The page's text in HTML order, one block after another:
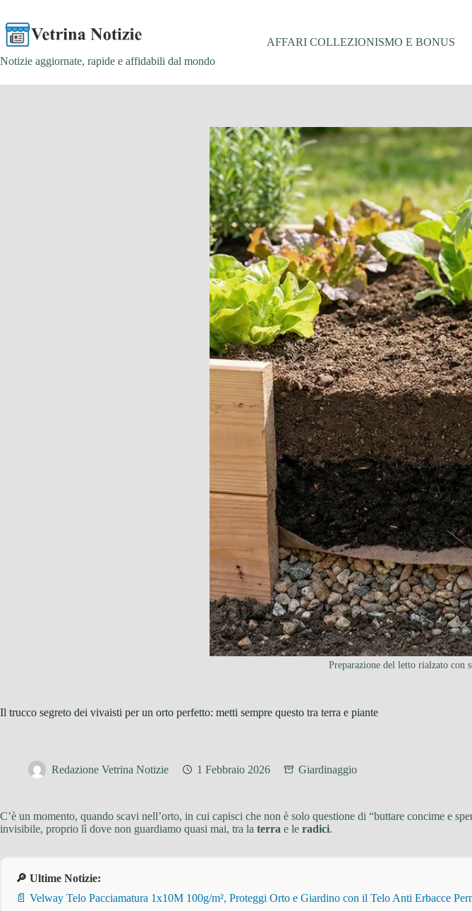
contenuto
Notizie aggiornate, rapide e affidabili dal mondo
AFFARI COLLEZIONISMO E BONUS
Preparazione del letto rialzato con
Il trucco segreto dei vivaisti per un orto perfetto: metti sempre questo tra terra e piante
Redazione Vetrina Notizie 1 Febbraio 2026 Giardinaggio
C’è un momento, quando scavi nell’orto, in cui capisci che non è solo questione di “buttare concime e
invisibile, proprio lì dove non guardiamo quasi mai, tra la terra e le radici.
🔎 Ultime Notizie:
📄 Velway Telo Pacciamatura 1x10M 100g/m², Proteggi Orto e Giardino con il Telo Anti Erbacce